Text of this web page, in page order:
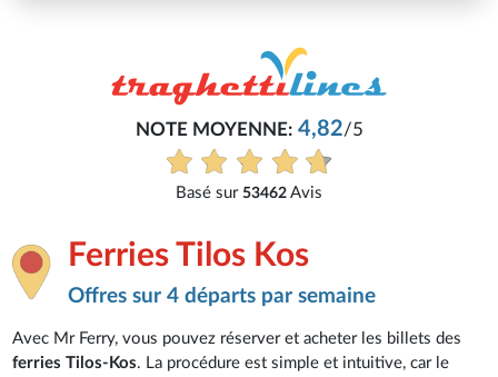
NOTE MOYENNE:4,82/5
Basé sur 53462 Avis
Ferries Tilos Kos
Offres sur 4 départs par semaine
Avec Mr Ferry, vous pouvez réserver et acheter les billets des
ferries Tilos-Kos. La procédure est simple et intuitive, car le